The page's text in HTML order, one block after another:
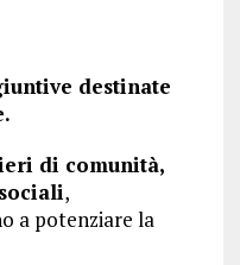
destinate
di comunità,
,
a potenziare la